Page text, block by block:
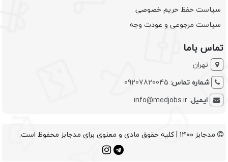
سیاست حفظ حریم خصوصی
سیاست مرجوعی و عودت وجه
تماس باما
تهران
شماره تماس: 09207820045
ایمیل:info@medjobs.ir
مدجابز ۱۴۰۰ | کلیه حقوق مادی و معنوی برای مدجابز محفوظ است.